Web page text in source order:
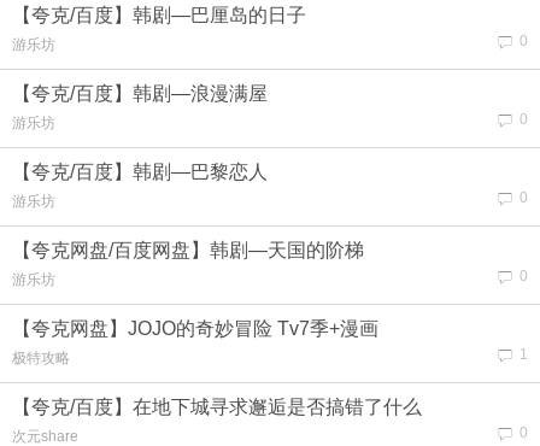
【夸克/百度】韩剧—巴厘岛的日子
游乐坊 0
【夸克/百度】韩剧—浪漫满屋
游乐坊 0
【夸克/百度】韩剧—巴黎恋人
游乐坊 0
【夸克网盘/百度网盘】韩剧—天国的阶梯
游乐坊 0
【夸克网盘】JOJO的奇妙冒险 Tv7季+漫画
极特攻略 1
【夸克/百度】在地下城寻求邂逅是否搞错了什么
次元share 0